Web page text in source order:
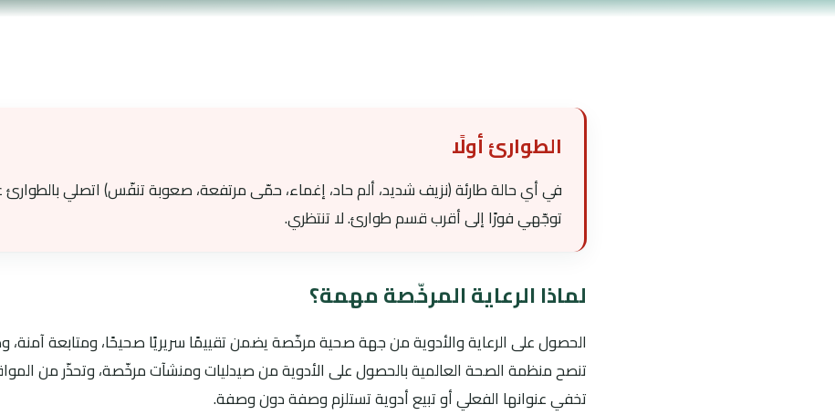
الطوارئ أولًا
في أي حالة طارئة (نزيف شديد، ألم حاد، إغماء، حمّى مرتفعة، صعوبة تنفّس) اتصلي
توجّهي فورًا إلى أقرب قسم طوارئ. لا تنتظري.
لماذا الرعاية المرخّصة مهمة؟
الحصول على الرعاية والأدوية من جهة صحية مرخّصة يضمن تقييمًا سريريًا صحيحًا، ومتابعة آمنة،
تنصح منظمة الصحة العالمية بالحصول على الأدوية من صيدليات ومنشآت مرخّصة، وتحذّر من
تخفي عنوانها الفعلي أو تبيع أدوية تستلزم وصفة دون وصفة.